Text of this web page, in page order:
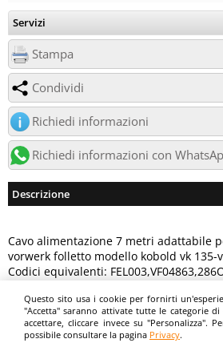
Questo sito usa i cookie per fornirti
"Accetta" saranno attivate tutte le categorie
accettare, cliccare invece su "Personalizza".
possibile consultare la pagina Privacy.
Servizi
Stampa
Condividi
Richiedi informazioni
Richiedi informazioni con
Descrizione
Cavo alimentazione 7 metri adattabile
vorwerk folletto modello kobold vk 135-
Codici equivalenti:
Digitalrama Srl - Via del Centenario, 141/143 -
- P.IVA 05130560658 -